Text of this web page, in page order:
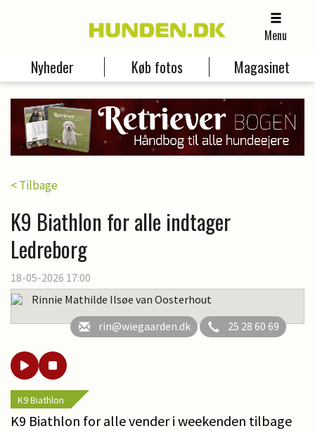
Menu
Nyheder Køb fotos Magasinet
< Tilbage
K9 Biathlon for alle indtager
Ledreborg
18-05-2026 17:00
Rinnie Mathilde Ilsøe van Oosterhout
rin@wiegaarden.dk
25 28 60 69
K9 Biathlon
K9 Biathlon for alle vender i weekenden tilbage